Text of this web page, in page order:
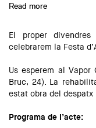
Read more
El proper
celebrarem la Festa
Us esperem al
Bruc, 24). La
estat obra del despatx
Programa de l’acte: